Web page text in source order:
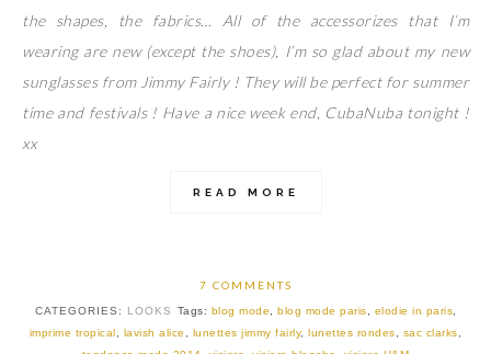
the shapes, the fabrics… All of the accessorizes that I’m
wearing are new (except the shoes), I’m so glad about my new
sunglasses from Jimmy Fairly ! They will be perfect for summer
time and festivals ! Have a nice week end, CubaNuba tonight !
xx
READ MORE
7 COMMENTS
CATEGORIES: LOOKS Tags: blog mode blog mode paris elodie in paris
imprime tropical
lavish alice lunettes jimmy fairly,lunettes rondes sac clarks